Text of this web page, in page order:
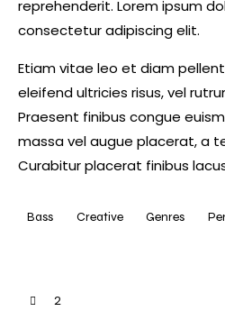
reprehenderit. Lorem ipsum
consectetur adipiscing elit.
Etiam vitae leo et diam
eleifend ultricies risus, vel
Praesent finibus congue
massa vel augue placerat, a
Curabitur placerat finibus
Bass Creative Genres
2